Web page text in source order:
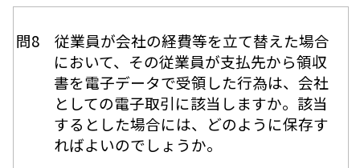
問8 従業員が会社の経費等を立て替えた場合
において、その従業員が支払先から領収
書を電子データで受領した行為は、会社
としての電子取引に該当しますか。該当
するとした場合には、どのように保存す
ればよいのでしょうか。